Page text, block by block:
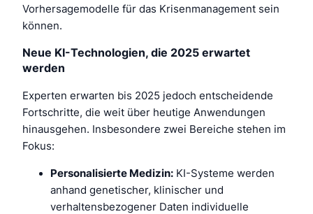
Vorhersagemodelle für das Krisenmanagement sein
können.
Neue KI-Technologien, die 2025 erwartet
werden
Experten erwarten bis 2025 jedoch entscheidende
Fortschritte, die weit über heutige Anwendungen
hinausgehen. Insbesondere zwei Bereiche stehen im
Fokus:
Personalisierte Medizin: KI-Systeme werden
anhand genetischer, klinischer und
verhaltensbezogener Daten individuelle